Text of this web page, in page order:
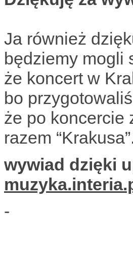
Ja również
będziemy mogli
że koncert w
bo
że po koncercie
razem
wywiad dzięki
-